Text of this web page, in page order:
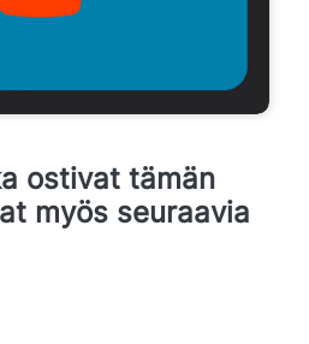
ostivat tämän
myös seuraavia